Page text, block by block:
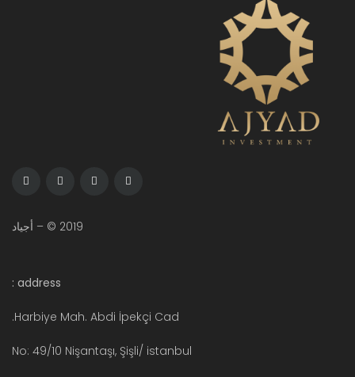
2019 © – أجياد
address :
Harbiye Mah. Abdi İpekçi Cad.
No: 49/10 Nişantaşı, Şişli/ istanbul